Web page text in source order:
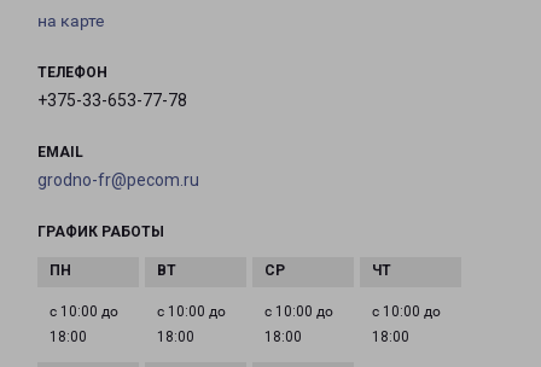
на карте
ТЕЛЕФОН
+375-33-653-77-78
EMAIL
grodno-fr@pecom.ru
ГРАФИК РАБОТЫ
с 10:00 до
18:00
с 10:00 до
18:00
с 10:00 до
18:00
с 10:00 до
18:00